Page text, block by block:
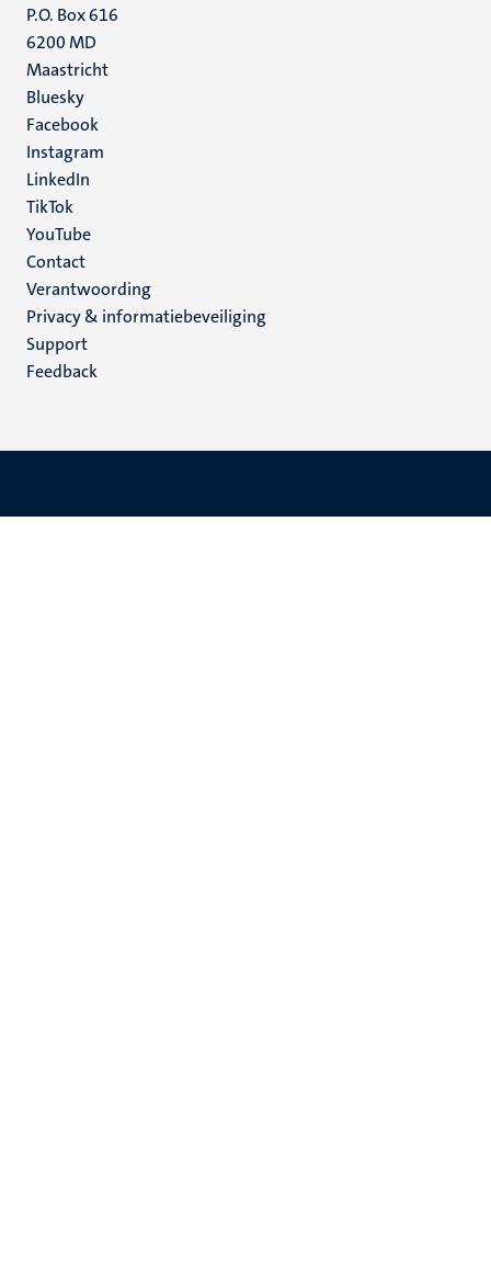
P.O. Box 616
6200 MD
Maastricht
Social
media
Bluesky
Facebook
Instagram
LinkedIn
TikTok
YouTube
Menu
footer
(NL)
Contact
Verantwoording
Privacy & informatiebeveiliging
Support
Feedback